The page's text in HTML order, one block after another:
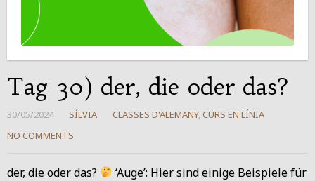
Tag 30) der, die oder das?
30/05/2024 SÍLVIA CLASSES D'ALEMANY, CURS EN LÍNIA
NO COMMENTS
der, die oder das?
‘Auge’: Hier sind einige Beispiele für